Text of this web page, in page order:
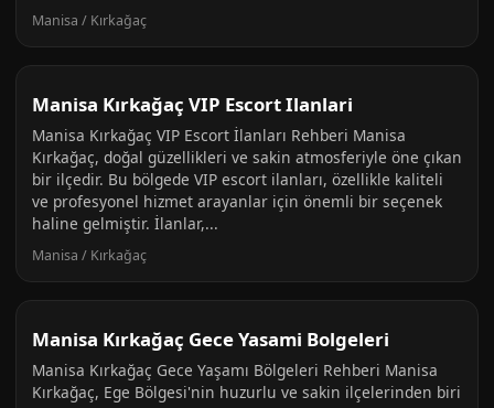
Manisa / Kırkağaç
Manisa Kırkağaç VIP Escort Ilanlari
Manisa Kırkağaç VIP Escort İlanları Rehberi Manisa
Kırkağaç, doğal güzellikleri ve sakin atmosferiyle öne çıkan
bir ilçedir. Bu bölgede VIP escort ilanları, özellikle kaliteli
ve profesyonel hizmet arayanlar için önemli bir seçenek
haline gelmiştir. İlanlar,...
Manisa / Kırkağaç
Manisa Kırkağaç Gece Yasami Bolgeleri
Manisa Kırkağaç Gece Yaşamı Bölgeleri Rehberi Manisa
Kırkağaç, Ege Bölgesi'nin huzurlu ve sakin ilçelerinden biri